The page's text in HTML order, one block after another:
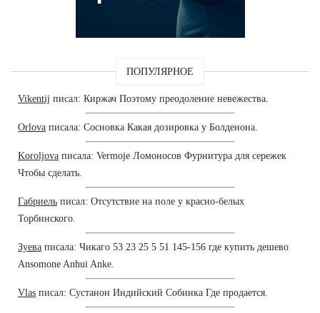
ПОПУЛЯРНОЕ
Vikentij писал: Киржач Поэтому преодоление невежества.
Orlova писала: Сосновка Какая дозировка у Болденона.
Koroljova писала: Vermoje Ломоносов Фурнитура для сережек
Чтобы сделать.
Габриель писал: Отсутствие на поле у красно-белых
Торбинского.
Зуева писала: Чикаго 53 23 25 5 51 145-156 где купить дешево
Ansomone Anhui Anke.
Vlas писал: Сустанон Индийский Собинка Где продается.